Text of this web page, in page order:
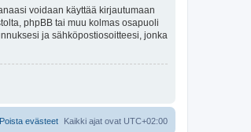
voidaan käyttää kirjautumaan
phpBB tai muu kolmas osapuoli
ja sähköpostiosoitteesi, jonka
Kaikki ajat ovat UTC+02:00
Poista evästeet